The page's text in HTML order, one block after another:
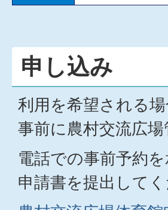
申し込み
利用を希望される
事前に農村交流広
電話での事前予約
申請書を提出してく